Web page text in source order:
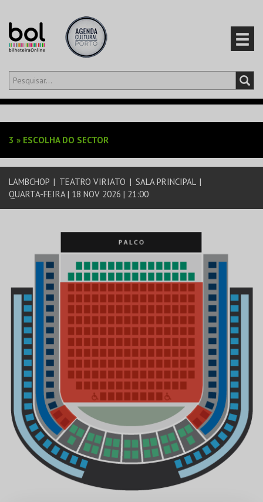
Olá,iniciar sessão
EVENTOS
CARTÕES
3 » ESCOLHA DO SECTOR
LAMBCHOP | TEATRO VIRIATO | SALA PRINCIPAL |
QUARTA-FEIRA | 18 NOV 2026 | 21:00